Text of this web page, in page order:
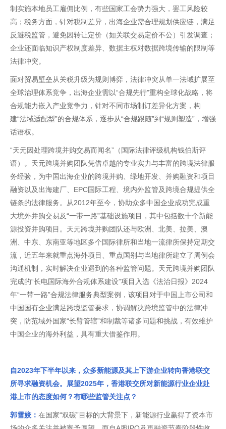
制实施本地员工雇佣比例，有些国家工会势力强大，罢工风险较
高；税务方面，针对税制差异，出海企业需合理规划供应链，满足
反避税监管，避免因转让定价（如关联交易定价不公）引发调查；
企业还面临知识产权制度差异、数据主权对数据跨境传输的限制等
法律冲突。
面对贸易壁垒从关税升级为规则博弈，法律冲突从单一法域扩展至
全球治理体系竞争，出海企业需以“合规先行”重构全球化战略，将
合规能力嵌入产业竞争力，针对不同市场制订差异化方案，构
建“法域适配型”的合规体系，逐步从“合规跟随”到“规则塑造”，增强
话语权。
“天元因处理跨境并购交易而闻名”（国际法律评级机构钱伯斯评
语）。天元跨境并购团队凭借卓越的专业实力与丰富的跨境法律服
务经验，为中国出海企业的跨境并购、绿地开发、并购融资和项目
融资以及出海建厂、EPC国际工程、境内外监管及跨境合规提供全
链条的法律服务。从2012年至今，协助众多中国企业成功完成重
大境外并购交易及“一带一路”基础设施项目，其中包括数十个新能
源投资并购项目。天元跨境并购团队还与欧洲、北美、拉美、澳
洲、中东、东南亚等地区多个国际律所和当地一流律所保持定期交
流，近五年来就重点海外项目、重点国别与当地律所建立了周例会
沟通机制，实时解决企业遇到的各种监管问题。天元跨境并购团队
完成的“长电国际海外合规体系建设”项目入选《法治日报》2024
年“一带一路”合规法律服务典型案例，该项目对于中国上市公司和
中国国有企业满足跨境监管要求，协调解决跨境监管中的法律冲
突，防范域外国家“长臂管辖”和制裁等诸多问题和挑战，有效维护
中国企业的海外利益，具有重大借鉴作用。
自2023年下半年以来，众多新能源及其上下游企业转向香港联交
所寻求融资机会。展望2025年，香港联交所对新能源行业企业赴
港上市的态度如何？有哪些监管关注点？
郭雪姣： 在国家“双碳”目标的大背景下，新能源行业赢得了资本市